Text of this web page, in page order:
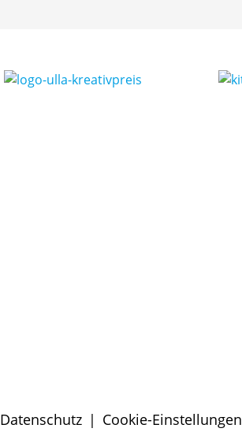
Datenschutz | Cookie-Einstellungen